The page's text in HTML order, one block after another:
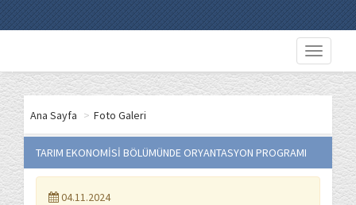
Toggle
Ana Sayfa > Foto Galeri
TARIM EKONOMİSİ BÖLÜMÜNDE ORYANTASYON PROGRAMI
04.11.2024